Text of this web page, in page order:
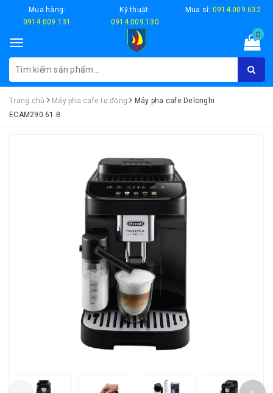
Mua hàng:
0914.009.131
Kỹ thuật:
0914.009.130
Mua sỉ: 0914.009.632
Toggle
navigation
0
Trang chủ Máy pha cafe tự động
Máy pha cafe Delonghi
ECAM290.61.B